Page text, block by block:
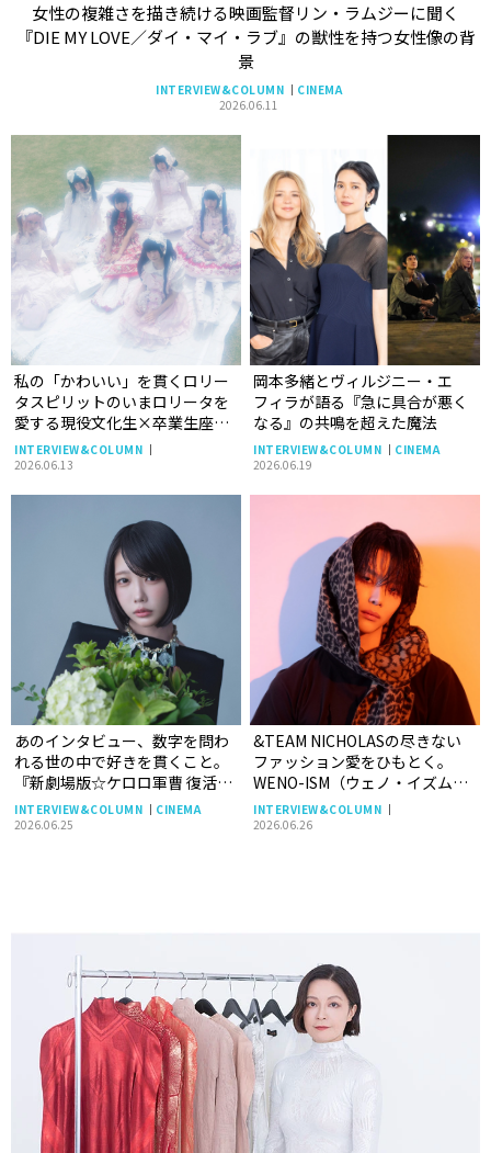
女性の複雑さを描き続ける映画監督リン・ラムジーに聞く
『DIE MY LOVE／ダイ・マイ・ラブ』の獣性を持つ女性像の背
景
INTERVIEW&COLUMN
CINEMA
2026.06.11
私の「かわいい」を貫くロリー
タスピリットのいまロリータを
愛する現役文化生×卒業生座談
会
INTERVIEW&COLUMN
2026.06.13
岡本多緒とヴィルジニー・エ
フィラが語る『急に具合が悪く
なる』の共鳴を超えた魔法
INTERVIEW&COLUMN
CINEMA
2026.06.19
あのインタビュー、数字を問わ
れる世の中で好きを貫くこと。
『新劇場版☆ケロロ軍曹 復活し
て速攻地球滅亡の危機でありま
す！』への思い
INTERVIEW&COLUMN
CINEMA
2026.06.25
&TEAM NICHOLASの尽きない
ファッション愛をひもとく。
WENO-ISM（ウェノ・イズム）
へ傾ける情熱とその源泉
INTERVIEW&COLUMN
2026.06.26